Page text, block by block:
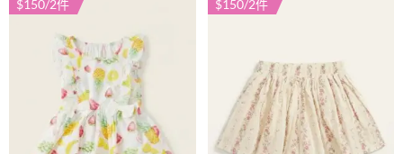
$150/2件
品
有
多
種
款
$150/2件
有
多
種
款